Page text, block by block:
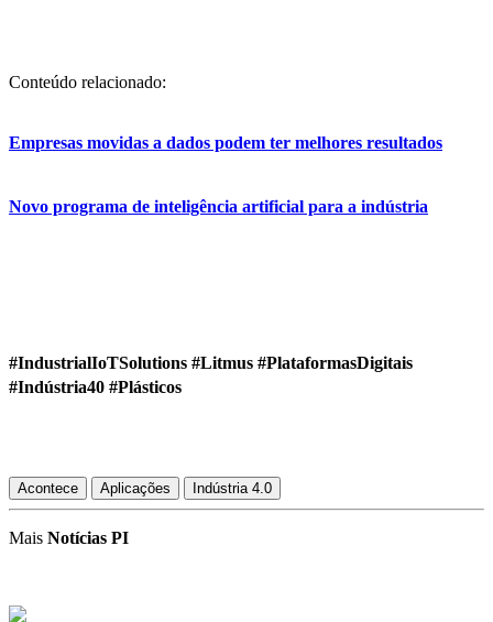
Conteúdo relacionado:
Empresas movidas a dados podem ter melhores resultados
Novo programa de inteligência artificial para a indústria
#IndustrialIoTSolutions #Litmus #PlataformasDigitais
#Indústria40 #Plásticos
Acontece Aplicações Indústria 4.0
Mais Notícias PI